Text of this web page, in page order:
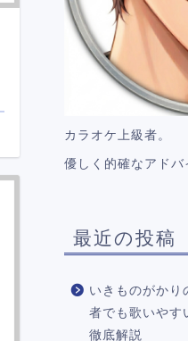
カラオケ上級者。
優しく的確なアドバ
最近の投稿
いきものがかり
者でも歌いやす
徹底解説